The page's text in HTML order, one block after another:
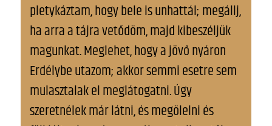
pletykáztam, hogy bele is unhattál; megállj,
ha arra a tájra vetődöm, majd kibeszéljük
magunkat. Meglehet, hogy a jövő nyáron
Erdélybe utazom; akkor semmi esetre sem
mulasztalak el meglátogatni. Úgy
szeretnélek már látni, és megölelni és